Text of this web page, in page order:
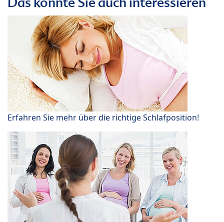
Erfahren Sie mehr über die richtige Schlafposition!